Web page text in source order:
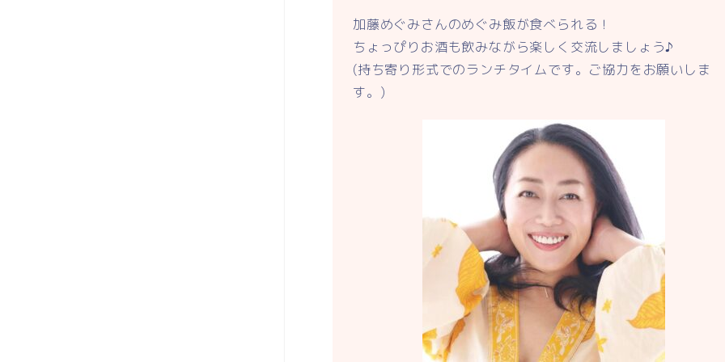
加藤めぐみさんのめぐみ飯が食べられる！
ちょっぴりお酒も飲みながら楽しく交流しましょう♪
(持ち寄り形式でのランチタイムです。ご協力をお願いしま
す。)